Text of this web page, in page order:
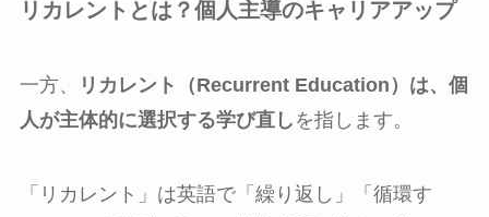
リカレントとは？個人主導のキャリアアップ
一方、
リカレント（Recurrent Education）は、個
人が主体的に選択する学び直し を指します。
「リカレント」は英語で「繰り返し」「循環す